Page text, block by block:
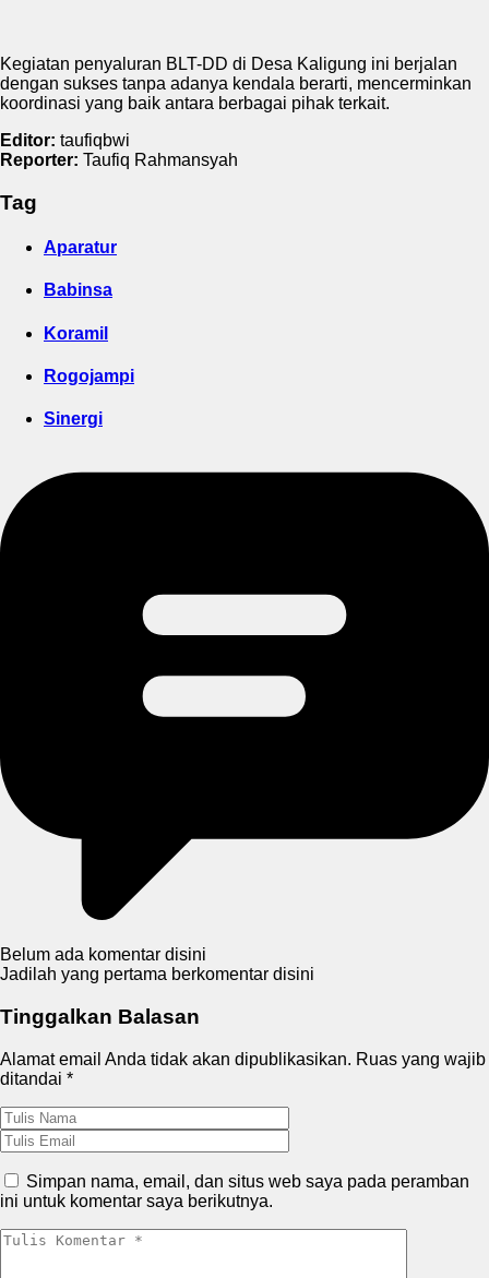
Kegiatan penyaluran BLT-DD di Desa Kaligung ini berjalan
dengan sukses tanpa adanya kendala berarti, mencerminkan
koordinasi yang baik antara berbagai pihak terkait.
Editor: taufiqbwi
Reporter: Taufiq Rahmansyah
Tag
Aparatur
Babinsa
Koramil
Rogojampi
Sinergi
Belum ada komentar disini
Jadilah yang pertama berkomentar disini
Tinggalkan Balasan
Alamat email Anda tidak akan dipublikasikan. Ruas yang wajib
ditandai *
Simpan nama, email, dan situs web saya pada peramban
ini untuk komentar saya berikutnya.